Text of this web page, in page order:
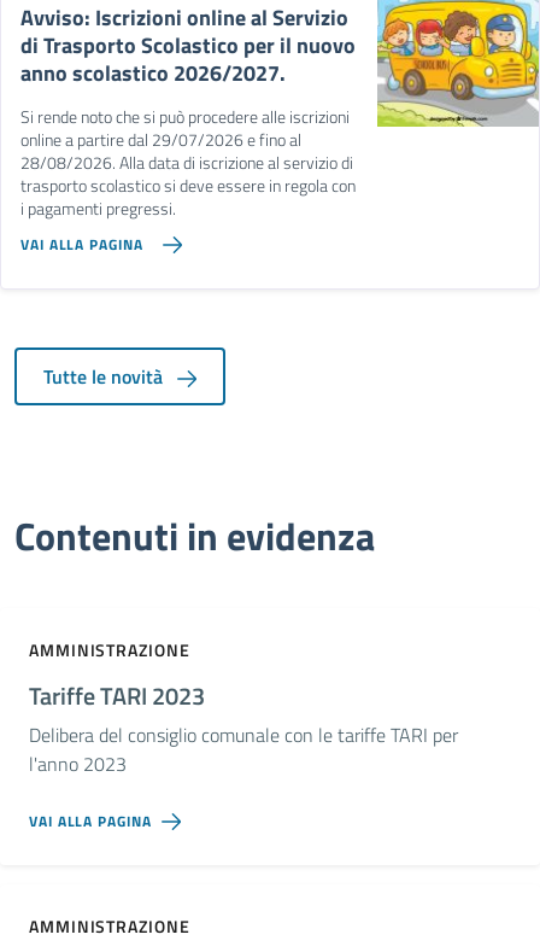
Avviso: Iscrizioni online al Servizio
di Trasporto Scolastico per il nuovo
anno scolastico 2026/2027.
Si rende noto che si può procedere alle iscrizioni
online a partire dal 29/07/2026 e fino al
28/08/2026. Alla data di iscrizione al servizio di
trasporto scolastico si deve essere in regola con
i pagamenti pregressi.
VAI ALLA PAGINA
Tutte le novità
Contenuti in evidenza
AMMINISTRAZIONE
Tariffe TARI 2023
Delibera del consiglio comunale con le tariffe TARI per
l'anno 2023
VAI ALLA PAGINA
AMMINISTRAZIONE